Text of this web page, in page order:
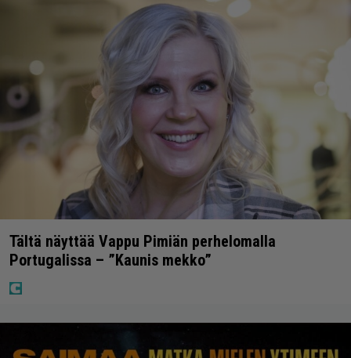
Tältä näyttää Vappu Pimiän perhelomalla
Portugalissa – ”Kaunis mekko”